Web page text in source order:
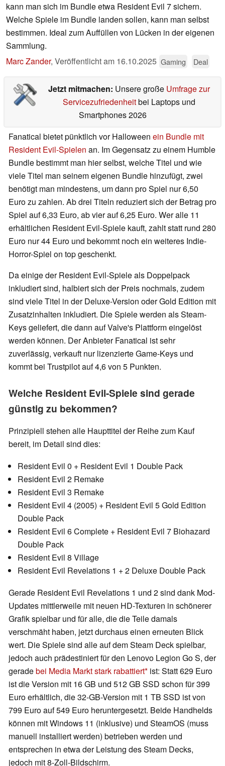
kann man sich im Bundle etwa Resident Evil 7 sichern.
Welche Spiele im Bundle landen sollen, kann man selbst
bestimmen. Ideal zum Auffüllen von Lücken in der eigenen
Sammlung.
Marc Zander, Veröffentlicht am 16.10.2025 Gaming Deal
Jetzt mitmachen: Unsere große Umfrage zur
Servicezufriedenheitbei Laptops und
Smartphones 2026
Fanatical bietet pünktlich vor Halloween ein Bundle mit
Resident Evil-Spielen an. Im Gegensatz zu einem Humble
Bundle bestimmt man hier selbst, welche Titel und wie
viele Titel man seinem eigenen Bundle hinzufügt, zwei
benötigt man mindestens, um dann pro Spiel nur 6,50
Euro zu zahlen. Ab drei Titeln reduziert sich der Betrag pro
Spiel auf 6,33 Euro, ab vier auf 6,25 Euro. Wer alle 11
erhältlichen Resident Evil-Spiele kauft, zahlt statt rund 280
Euro nur 44 Euro und bekommt noch ein weiteres Indie-
Horror-Spiel on top geschenkt.
Da einige der Resident Evil-Spiele als Doppelpack
inkludiert sind, halbiert sich der Preis nochmals, zudem
sind viele Titel in der Deluxe-Version oder Gold Edition mit
Zusatzinhalten inkludiert. Die Spiele werden als Steam-
Keys geliefert, die dann auf Valve's Plattform eingelöst
werden können. Der Anbieter Fanatical ist sehr
zuverlässig, verkauft nur lizenzierte Game-Keys und
kommt bei Trustpilot auf 4,6 von 5 Punkten.
Welche Resident Evil-Spiele sind gerade
günstig zu bekommen?
Prinzipiell stehen alle Haupttitel der Reihe zum Kauf
bereit, im Detail sind dies:
Resident Evil 0 + Resident Evil 1 Double Pack
Resident Evil 2 Remake
Resident Evil 3 Remake
Resident Evil 4 (2005) + Resident Evil 5 Gold Edition
Double Pack
Resident Evil 6 Complete + Resident Evil 7 Biohazard
Double Pack
Resident Evil 8 Village
Resident Evil Revelations 1 + 2 Deluxe Double Pack
Gerade Resident Evil Revelations 1 und 2 sind dank Mod-
Updates mittlerweile mit neuen HD-Texturen in schönerer
Grafik spielbar und für alle, die die Teile damals
verschmäht haben, jetzt durchaus einen erneuten Blick
wert. Die Spiele sind alle auf dem Steam Deck spielbar,
jedoch auch prädestiniert für den Lenovo Legion Go S, der
geradebei Media Markt stark rabattiert ist: Statt 629 Euro
ist die Version mit 16 GB und 512 GB SSD schon für 399
Euro erhältlich, die 32-GB-Version mit 1 TB SSD ist von
799 Euro auf 549 Euro heruntergesetzt. Beide Handhelds
können mit Windows 11 (inklusive) und SteamOS (muss
manuell installiert werden) betrieben werden und
entsprechen in etwa der Leistung des Steam Decks,
jedoch mit 8-Zoll-Bildschirm.